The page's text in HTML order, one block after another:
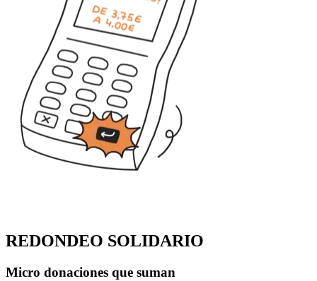
REDONDEO SOLIDARIO
Micro donaciones que suman